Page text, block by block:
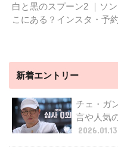
白と黒のスプーン2 ｜ソ
こにある？インスタ・予
新着エントリー
チェ・ガ
言や人気
2026.01.13